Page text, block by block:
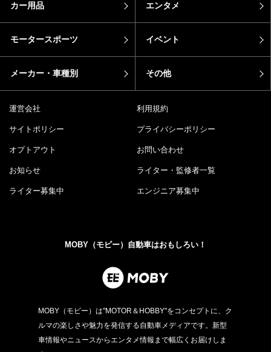
カー用品 エンタメ
モータースポーツ イベント
メーカー・車種別 その他
運営会社 利用規約
サイトポリシー プライバシーポリシー
オプトアウト お問い合わせ
お知らせ ライター・監修者一覧
ライター募集中 エンジニア募集中
MOBY（モビー）自動車はおもしろい！
MOBY（モビー）は"MOTOR＆HOBBY"をコンセプトに、ク
ルマの楽しさや魅力を発信する自動車メディアです。新型
車情報やニュースからエンタメ情報まで幅広くお届けしま